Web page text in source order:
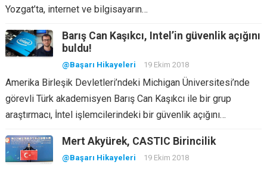
Yozgat’ta, internet ve bilgisayarın…
Barış Can Kaşıkcı, Intel’in güvenlik açığını
buldu!
@Başarı Hikayeleri 19 Ekim 2018
Amerika Birleşik Devletleri’ndeki Michigan Üniversitesi’nde
görevli Türk akademisyen Barış Can Kaşıkcı ile bir grup
araştırmacı, İntel işlemcilerindeki bir güvenlik açığını…
Mert Akyürek, CASTIC Birincilik
@Başarı Hikayeleri 19 Ekim 2018